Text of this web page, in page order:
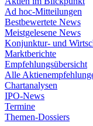
Ad hoc-Mitteilungen
Bestbewertete News
Meistgelesene News
Konjunktur- und
Marktberichte
Empfehlungsübersicht
Alle
Chartanalysen
IPO-News
Termine
Themen-Dossiers